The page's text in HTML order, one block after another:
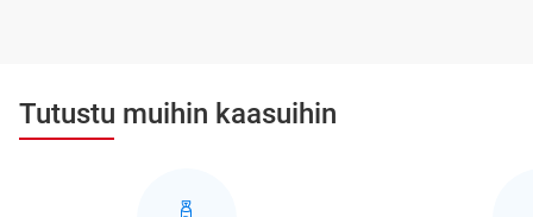
Tutustu muihin kaasuihin